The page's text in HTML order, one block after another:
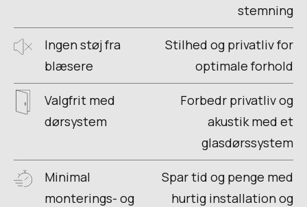
stemning
Ingen støj fra
blæsere
Stilhed og privatliv for
optimale forhold
Valgfrit med
dørsystem
Forbedr privatliv og
akustik med et
glasdørssystem
Minimal
monterings- og
Spar tid og penge med
hurtig installation og